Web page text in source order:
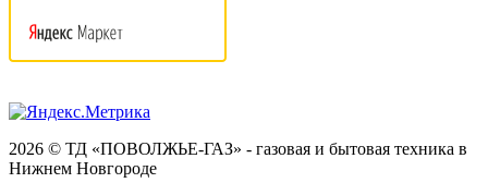
2026 © ТД «ПОВОЛЖЬЕ-ГАЗ» - газовая и бытовая техника в
Нижнем Новгороде